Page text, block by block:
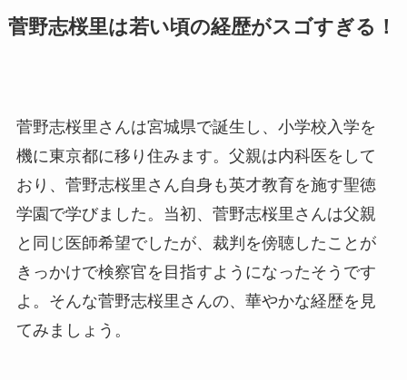
菅野志桜里は若い頃の経歴がスゴすぎる！
菅野志桜里さんは宮城県で誕生し、小学校入学を
機に東京都に移り住みます。父親は内科医をして
おり、菅野志桜里さん自身も英才教育を施す聖徳
学園で学びました。当初、菅野志桜里さんは父親
と同じ医師希望でしたが、裁判を傍聴したことが
きっかけで検察官を目指すようになったそうです
よ。そんな菅野志桜里さんの、華やかな経歴を見
てみましょう。